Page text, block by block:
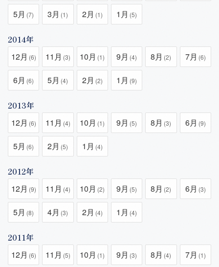
5月 (7) 3月 (1) 2月 (1) 1月 (5)
2014年
12月 (6) 11月 (3) 10月 (1) 9月 (4) 8月 (2) 7月 (6)
6月 (6) 5月 (4) 2月 (2) 1月 (9)
2013年
12月 (6) 11月 (4) 10月 (1) 9月 (5) 8月 (3) 6月 (9)
5月 (6) 2月 (5) 1月 (4)
2012年
12月 (9) 11月 (4) 10月 (2) 9月 (5) 8月 (2) 6月 (3)
5月 (8) 4月 (3) 2月 (4) 1月 (4)
2011年
12月 (6) 11月 (5) 10月 (1) 9月 (3) 8月 (4) 7月 (1)